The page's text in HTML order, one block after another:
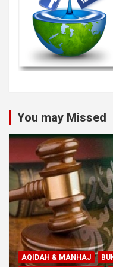
You may Missed
AQIDAH & MANHAJ